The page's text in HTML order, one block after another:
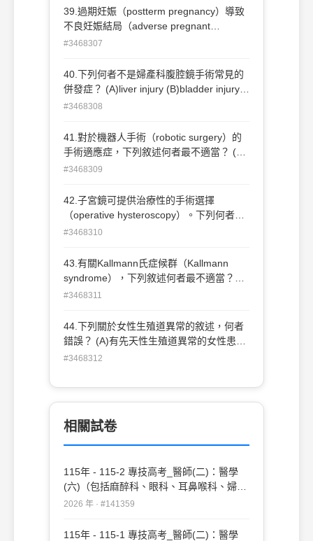
蛋白質應占約20% (C)根據美國婦產科醫學
會（ACOG）建議，每天的飲食中碳水化合
40%
39.過期妊娠（postterm pregnancy）導致
不良妊娠結局（adverse pregnant
outcome）不包括下列那 一情況？ (A)羊水
（preeclampsia） (C)肩難產（shoulder
dystocia） (D)產後出血（postpartum
#3468307
40.下列何者不是婦產科腹腔鏡手術常見的
併發症？ (A)liver injury (B)bladder injury
(C)great vessel injury (D)thermal injury
#3468308
41.對於機器人手術（robotic surgery）的
手術適應症，下列敘述何者最不適當？ (A)
子宮肌瘤手術 (B)輸卵管重建手術 (C)骨盆
#3468309
42.子宮鏡可提供治療性的手術選擇
（operative hysteroscopy）。下列何者較
少考慮使用子宮鏡來治 療？ (A)FIGO子宮
Type 1 (C)FIGO子宮肌瘤分期Type 2
(D)FIGO子宮肌瘤分期Type 3
#3468310
43.有關Kallmann氏症候群（Kallmann
syndrome），下列敘述何者最不適當？
(A)主要症狀為嗅覺缺失（anosmia）、性
（color blindness） (B)男性發生率高於女
性 (C)女性患者通常表現原發性閉經
#3468311
44.下列關於女性生殖道異常的敘述，何者
錯誤？ (A)有先天性生殖道異常的女性患
者，常常也併有泌尿系統的異常 (B)馬蹄腎
(C)有先天性生殖道異常的女性成年患者，
可能併有單側或雙側的腎發育不全（renal
源自於輸尿管芽（ureteric bud）或後腎母
細胞（metanephric blastema） 之異常
#3468312
相關試卷
115年 - 115-2 專技高考_醫師(二)：醫學
(六)（包括麻醉科、眼科、耳鼻喉科、婦產
科、復健科等科目及其相關臨床實例與醫學
2026 年 · #141359
115年 - 115-1 專技高考_醫師(二)：醫學